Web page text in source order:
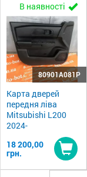
В наявності
80901A081P
Карта дверей
передня ліва
Mitsubishi L200
2024-
18 200,00
грн.